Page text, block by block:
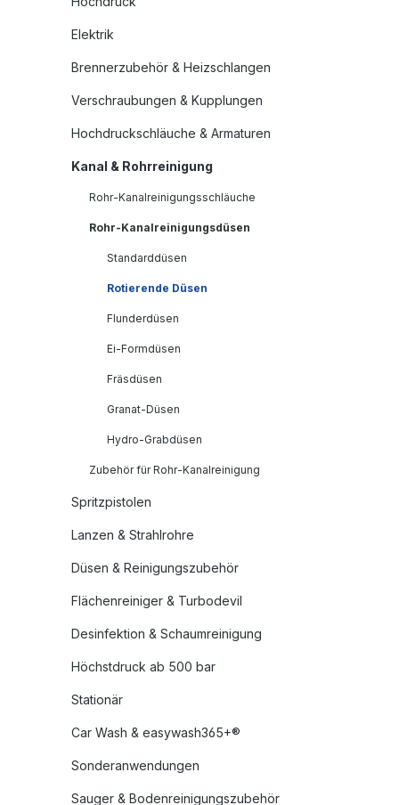
Elektrik
Brennerzubehör & Heizschlangen
Verschraubungen & Kupplungen
Hochdruckschläuche & Armaturen
Kanal & Rohrreinigung
Rohr-Kanalreinigungsschläuche
Rohr-Kanalreinigungsdüsen
Standarddüsen
Rotierende Düsen
Flunderdüsen
Ei-Formdüsen
Fräsdüsen
Granat-Düsen
Hydro-Grabdüsen
Zubehör für Rohr-Kanalreinigung
Spritzpistolen
Lanzen & Strahlrohre
Düsen & Reinigungszubehör
Flächenreiniger & Turbodevil
Desinfektion & Schaumreinigung
Höchstdruck ab 500 bar
Stationär
Car Wash & easywash365+®
Sonderanwendungen
Sauger & Bodenreinigungszubehör